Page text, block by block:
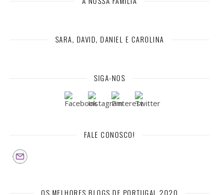
SARA, DAVID, DANIEL E CAROLINA
SIGA-NOS
FALE CONOSCO!
OS MELHORES BLOGS DE PORTUGAL 2020